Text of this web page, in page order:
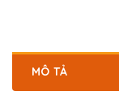
MÔ TẢ